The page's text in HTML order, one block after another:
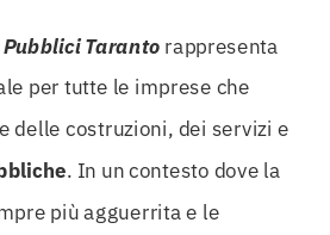
Taranto rappresenta
per tutte le imprese che
delle costruzioni, dei servizi e
. In un contesto dove la
più agguerrita e le